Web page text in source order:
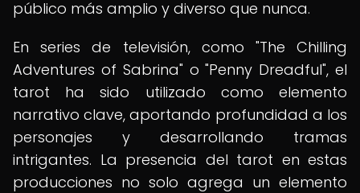
público más amplio y diverso que nunca.
En series de televisión, como "The Chilling
Adventures of Sabrina" o "Penny Dreadful", el
tarot ha sido utilizado como elemento
narrativo clave, aportando profundidad a los
personajes y desarrollando tramas
intrigantes. La presencia del tarot en estas
producciones no solo agrega un elemento